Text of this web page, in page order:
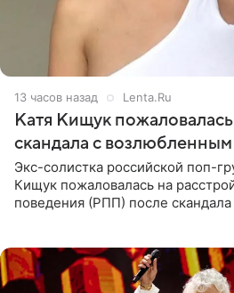
13 часов назад Lenta.Ru
Катя Кищук
скандала с возлюбленным
Экс-солистка российской поп-
Кищук пожаловалась на
поведения (РПП) после